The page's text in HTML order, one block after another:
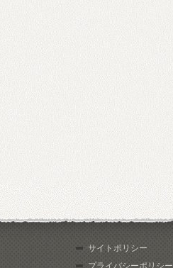
サイトポリシー
プライバシーポリシー